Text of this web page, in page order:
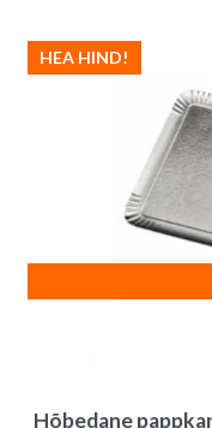
Hõbedane
HEA HIND!